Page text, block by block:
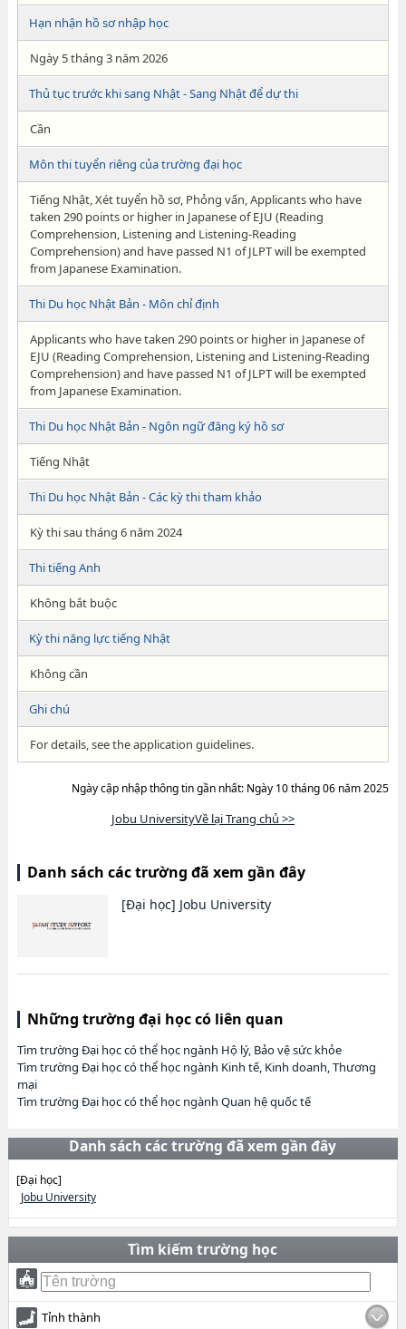
Hạn nhận hồ sơ nhập học
Ngày 5 tháng 3 năm 2026
Thủ tục trước khi sang Nhật - Sang Nhật để dự thi
Cần
Môn thi tuyển riêng của trường đại học
Tiếng Nhật, Xét tuyển hồ sơ, Phỏng vấn, Applicants who have
taken 290 points or higher in Japanese of EJU (Reading
Comprehension, Listening and Listening-Reading
Comprehension) and have passed N1 of JLPT will be exempted
from Japanese Examination.
Thi Du học Nhật Bản - Môn chỉ định
Applicants who have taken 290 points or higher in Japanese of
EJU (Reading Comprehension, Listening and Listening-Reading
Comprehension) and have passed N1 of JLPT will be exempted
from Japanese Examination.
Thi Du học Nhật Bản - Ngôn ngữ đăng ký hồ sơ
Tiếng Nhật
Thi Du học Nhật Bản - Các kỳ thi tham khảo
Kỳ thi sau tháng 6 năm 2024
Thi tiếng Anh
Không bắt buộc
Kỳ thi năng lực tiếng Nhật
Không cần
Ghi chú
For details, see the application guidelines.
Ngày cập nhập thông tin gần nhất: Ngày 10 tháng 06 năm 2025
Jobu UniversityVề lại Trang chủ >>
Danh sách các trường đã xem gần đây
[Đại học] Jobu University
Những trường đại học có liên quan
Tìm trường Đại học có thể học ngành Hộ lý, Bảo vệ sức khỏe
Tìm trường Đại học có thể học ngành Kinh tế, Kinh doanh, Thương
mại
Tìm trường Đại học có thể học ngành Quan hệ quốc tế
Danh sách các trường đã xem gần đây
[Đại học]
Jobu University
Tìm kiếm trường học
Tỉnh thành